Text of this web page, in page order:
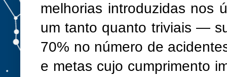
melhorias introduzidas nos
um tanto quanto triviais —
70% no número de
e metas cujo cumprimento